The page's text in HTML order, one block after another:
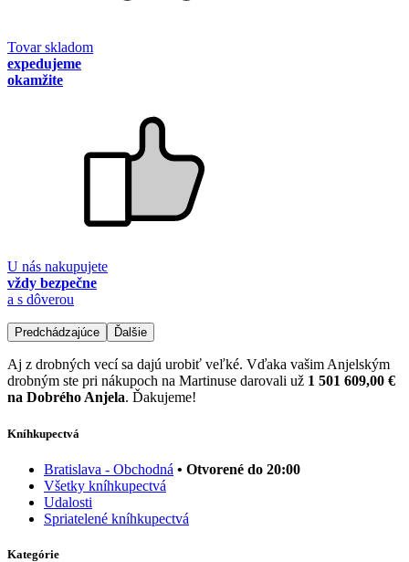
Tovar skladom
expedujeme
okamžite
U nás nakupujete
vždy bezpečne
a s dôverou
Predchádzajúce Ďalšie
Aj z drobných vecí sa dajú urobiť veľké. Vďaka vašim Anjelským
drobným ste pri nákupoch na Martinuse darovali už 1 501 609,00 €
na Dobrého Anjela. Ďakujeme!
Kníhkupectvá
Bratislava - Obchodná • Otvorené do 20:00
Všetky kníhkupectvá
Udalosti
Spriatelené kníhkupectvá
Kategórie